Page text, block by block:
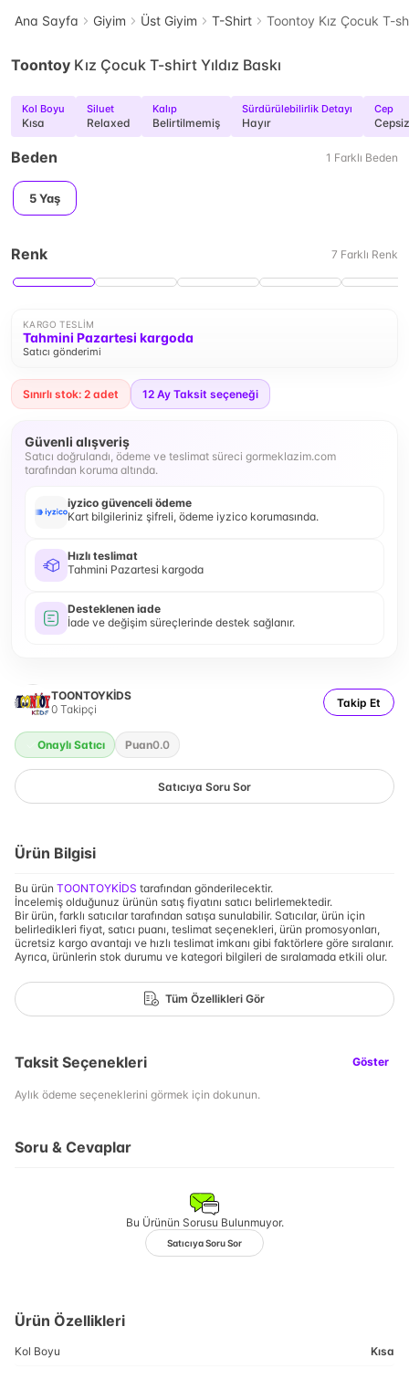
Ana Sayfa Giyim Üst Giyim T-Shirt Toontoy Kız Çocuk T-
Toontoy Kız Çocuk T-shirt Yıldız Baskı
Kol Boyu
Kısa
Siluet
Relaxed
Kalıp
Belirtilmemiş
Sürdürülebilirlik Detayı
Hayır
Cep
Cepsiz
Beden 1 Farklı Beden
5 Yaş
Renk 7 Farklı Renk
KARGO TESLIM
Tahmini Pazartesi kargoda
Satıcı gönderimi
Sınırlı stok: 2 adet 12 Ay Taksit seçeneği
Güvenli alışveriş
Satıcı doğrulandı, ödeme ve teslimat süreci gormeklazim.com
tarafından koruma altında.
iyzico güvenceli ödeme
Kart bilgileriniz şifreli, ödeme iyzico korumasında.
Hızlı teslimat
Tahmini Pazartesi kargoda
Desteklenen iade
İade ve değişim süreçlerinde destek sağlanır.
TOONTOYKİDS
0 Takipçi Takip Et
Onaylı Satıcı Puan0.0
Satıcıya Soru Sor
Ürün Bilgisi
Bu ürün TOONTOYKİDS tarafından gönderilecektir.
İncelemiş olduğunuz ürünün satış fiyatını satıcı belirlemektedir.
Bir ürün, farklı satıcılar tarafından satışa sunulabilir. Satıcılar, ürün için
belirledikleri fiyat, satıcı puanı, teslimat seçenekleri, ürün promosyonları,
ücretsiz kargo avantajı ve hızlı teslimat imkanı gibi faktörlere göre sıralanır.
Ayrıca, ürünlerin stok durumu ve kategori bilgileri de sıralamada etkili olur.
Tüm Özellikleri Gör
Taksit Seçenekleri Göster
Aylık ödeme seçeneklerini görmek için dokunun.
Soru & Cevaplar
Bu Ürünün Sorusu Bulunmuyor.
Satıcıya Soru Sor
Ürün Özellikleri
Kol Boyu Kısa